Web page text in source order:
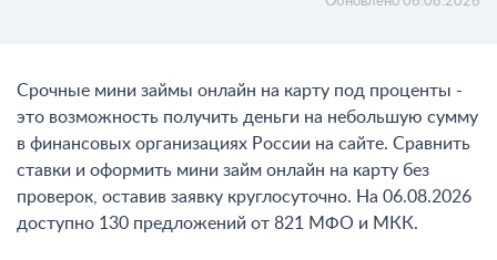
Срочные мини займы онлайн на карту под проценты -
это возможность получить деньги на небольшую сумму
в финансовых организациях России на сайте. Сравнить
ставки и оформить мини займ онлайн на карту без
проверок, оставив заявку круглосуточно. На 06.08.2026
доступно 130 предложений от 821 МФО и МКК.